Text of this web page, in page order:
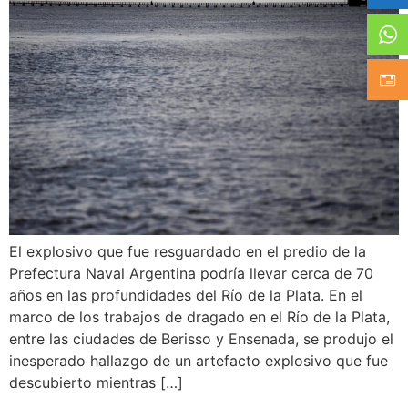
El explosivo que fue resguardado en el predio de la
Prefectura Naval Argentina podría llevar cerca de 70
años en las profundidades del Río de la Plata. En el
marco de los trabajos de dragado en el Río de la Plata,
entre las ciudades de Berisso y Ensenada, se produjo el
inesperado hallazgo de un artefacto explosivo que fue
descubierto mientras […]